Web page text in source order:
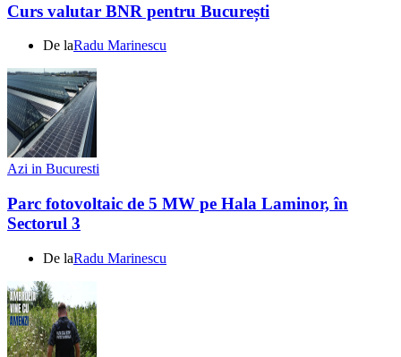
Curs valutar BNR pentru București
De laRadu Marinescu
Azi in Bucuresti
Parc fotovoltaic de 5 MW pe Hala Laminor, în
Sectorul 3
De laRadu Marinescu